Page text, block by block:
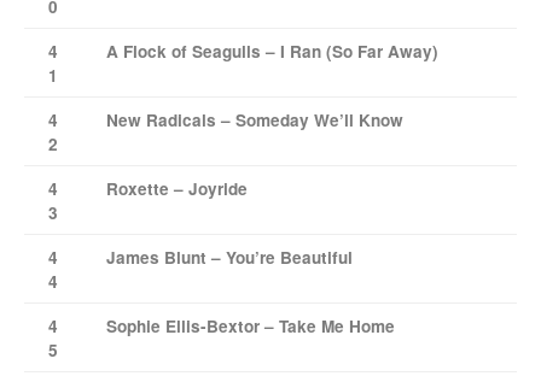
0
4
1
A Flock of Seagulls – I Ran (So Far Away)
4
2
New Radicals – Someday We’ll Know
4
3
Roxette – Joyride
4
4
James Blunt – You’re Beautiful
4
5
Sophie Ellis-Bextor – Take Me Home